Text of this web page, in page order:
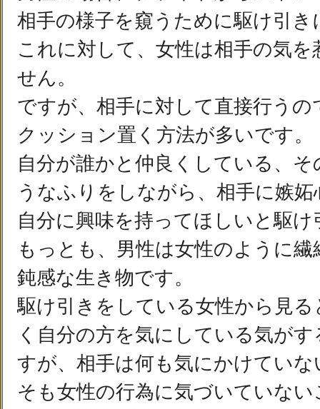
相手の様子を窺うために駆け引き
これに対して、女性は相手の気
せん。
ですが、相手に対して直接行う
クッション置く方法が多いです。
自分が誰かと仲良くしている、
うなふりをしながら、相手に嫉
自分に興味を持ってほしいと駆
もっとも、男性は女性のように
鈍感な生き物です。
駆け引きをしている女性から見
く自分の方を気にしている気が
すが、相手は何も気にかけてい
そも女性の行為に気づいていな